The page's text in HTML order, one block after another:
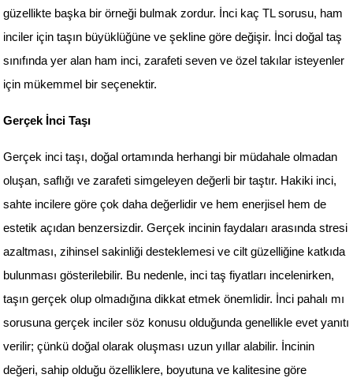
güzellikte başka bir örneği bulmak zordur. İnci kaç TL sorusu, ham
inciler için taşın büyüklüğüne ve şekline göre değişir. İnci doğal taş
sınıfında yer alan ham inci, zarafeti seven ve özel takılar isteyenler
için mükemmel bir seçenektir.
Gerçek İnci Taşı
Gerçek inci taşı, doğal ortamında herhangi bir müdahale olmadan
oluşan, saflığı ve zarafeti simgeleyen değerli bir taştır. Hakiki inci,
sahte incilere göre çok daha değerlidir ve hem enerjisel hem de
estetik açıdan benzersizdir. Gerçek incinin faydaları arasında stresi
azaltması, zihinsel sakinliği desteklemesi ve cilt güzelliğine katkıda
bulunması gösterilebilir. Bu nedenle, inci taş fiyatları incelenirken,
taşın gerçek olup olmadığına dikkat etmek önemlidir. İnci pahalı mı
sorusuna gerçek inciler söz konusu olduğunda genellikle evet yanıtı
verilir; çünkü doğal olarak oluşması uzun yıllar alabilir. İncinin
değeri, sahip olduğu özelliklere, boyutuna ve kalitesine göre